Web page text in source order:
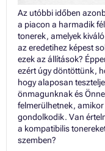
Az utóbbi időben
a piacon a harmadik
tonerek, amelyek
az eredetihez képest
ezek az állítások?
ezért úgy döntöttünk,
hogy alaposan
önmagunknak és
felmerülhetnek,
gondolkodik. Van
a kompatibilis
szemben?